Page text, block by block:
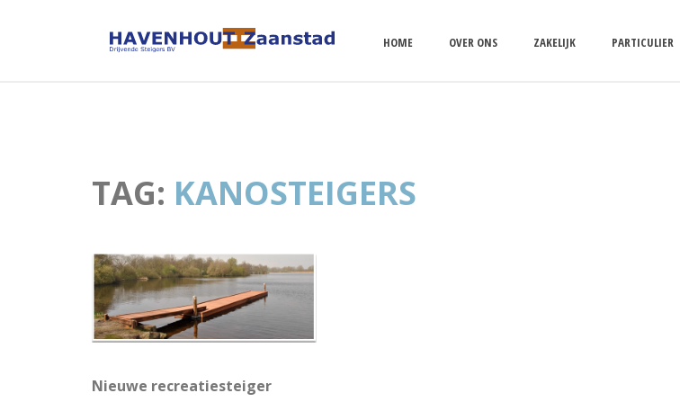
HOME OVER ONS ZAKELIJK PARTICULIER
TAG: KANOSTEIGERS
Nieuwe recreatiesteiger